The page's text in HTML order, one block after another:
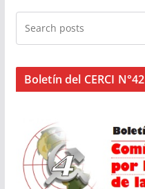
Boletín del CERCI N°42